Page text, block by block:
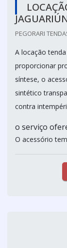
PEGORARI
A locação
proporcionar
síntese, o
sintético
contra
o serviço
O acessório